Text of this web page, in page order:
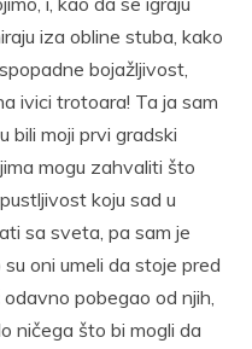
iza obline stuba, kako
bojažljivost,
ivici trotoara! Ta ja sam
bili moji prvi gradski
mogu zahvaliti što
koju sad u
sa sveta, pa sam je
oni umeli da stoje pred
pobegao od njih,
ničega što bi mogli da